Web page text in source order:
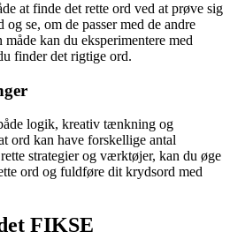
at finde det rette ord ved at prøve sig
se, om de passer med de andre
kan du eksperimentere med
finder det rigtige ord.
logik, kreativ tænkning og
ord kan have forskellige antal
strategier og værktøjer, kan du øge
ord og fuldføre dit krydsord med
FIKSE